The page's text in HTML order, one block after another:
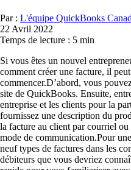
Par : L'équipe QuickBooks
22 Avril 2022
Temps de lecture : 5 min
Si vous êtes un nouvel
comment créer une facture, il
commencer.D’abord, vous
site de QuickBooks. Ensuite,
entreprise et les clients pour la
fournissez une description du
la facture au client par courriel
mode de communication.Pour
neuf types de factures dans les
débiteurs que vous devriez